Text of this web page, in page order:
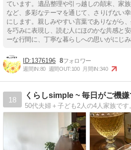
ています。遺品整理や引っ越しの顛末、家
など、多彩なテーマを通じて、さりげない
にします。親しみやすい言葉でありながら
を巧みに表現し、読む人にほのかな共感と
ーな行間に、丁寧な暮らしへの思いがにじ
1376196 8
週間IN:80 週間OUT:100 月間IN:340
18